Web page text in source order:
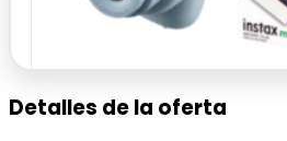
Detalles de la oferta